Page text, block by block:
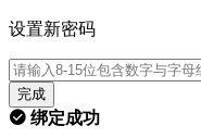
设置新密码
完成
绑定成功